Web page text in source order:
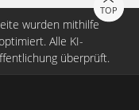
TOP
wurden mithilfe
Alle KI-
überprüft.